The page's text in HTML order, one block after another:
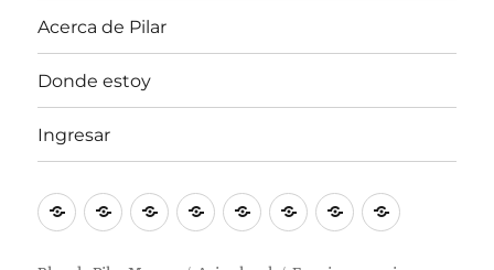
Acerca de Pilar
Donde estoy
Ingresar
MujeresArtículosReseñasComprarContacto
AcercaDondeIngresar